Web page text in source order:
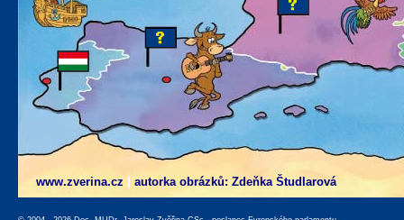
www.zverina.cz autorka obrázků: Zdeňka Študlarová